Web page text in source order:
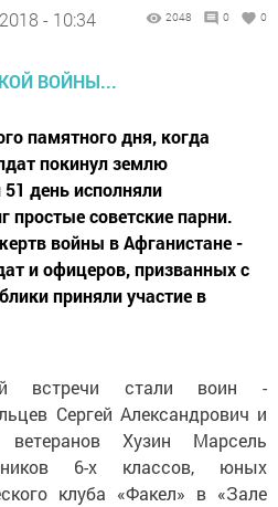
- 10:34 2048 0 0
памятного дня, когда
покинул землю
51 день исполняли
простые советские парни.
войны в Афганистане -
и офицеров, призванных с
приняли участие в
встречи стали воин -
Сергей Александрович и
ветеранов Хузин Марсель
6-х классов, юных
клуба «Факел» в «Зале